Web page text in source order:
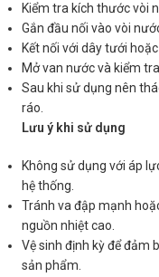
Kiểm tra kích thước vòi
Gắn đầu nối vào vòi
Kết nối với dây tưới
Mở van nước và kiểm
Sau khi sử dụng nên
ráo.
Lưu ý khi sử dụng
Không sử dụng với áp
hệ thống.
Tránh va đập mạnh
nguồn nhiệt cao.
Vệ sinh định kỳ để đảm
sản phẩm.